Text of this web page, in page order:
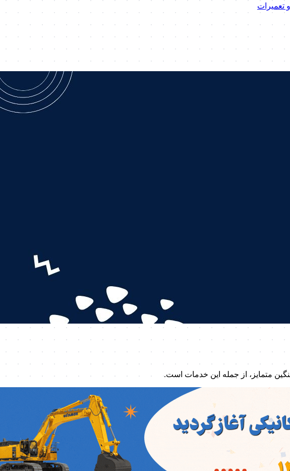
تعمیرات
متمایز، از جمله این خدمات است.